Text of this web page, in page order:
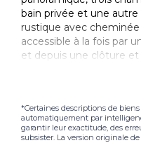
bain privée et une autre
rustique avec
accessible à la fois par
et depuis une clôture et
*Certaines descriptions de
automatiquement par
garantir leur exactitude, des
subsister. La version originale